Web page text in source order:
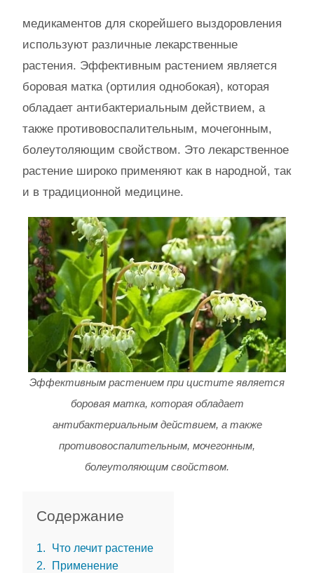
медикаментов для скорейшего выздоровления
используют различные лекарственные
растения. Эффективным растением является
боровая матка (ортилия однобокая), которая
обладает антибактериальным действием, а
также противовоспалительным, мочегонным,
болеутоляющим свойством. Это лекарственное
растение широко применяют как в народной, так
и в традиционной медицине.
Эффективным растением при цистите является
боровая матка, которая обладает
антибактериальным действием, а также
противовоспалительным, мочегонным,
болеутоляющим свойством.
Содержание
1
Что лечит растение
2
Применение